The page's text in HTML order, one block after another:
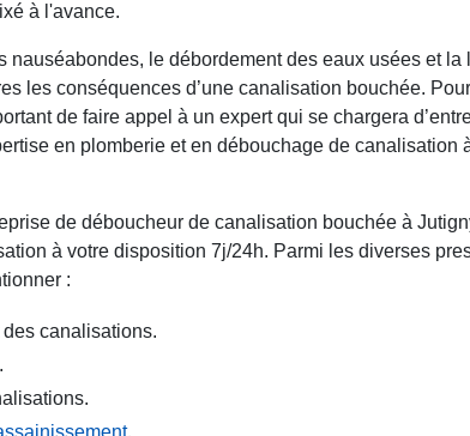
à l'avance.
nauséabondes, le débordement des eaux usées et la
les conséquences d’une canalisation bouchée.
de faire appel à un expert qui se chargera
en plomberie et en débouchage de canalisation
de déboucheur de canalisation bouchée à
à votre disposition 7j/24h. Parmi les diverses
:
canalisations.
.
.